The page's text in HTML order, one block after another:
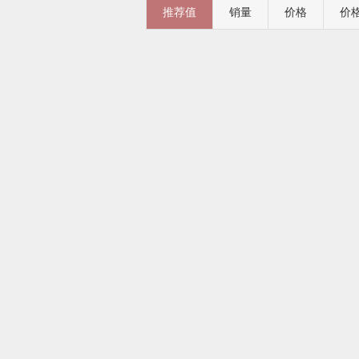
推荐值 销量 价格 价